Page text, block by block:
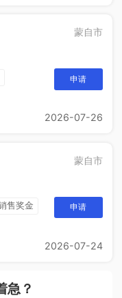
蒙自市
申请
2026-07-26
蒙自市
售奖金
申请
2026-07-24
急？